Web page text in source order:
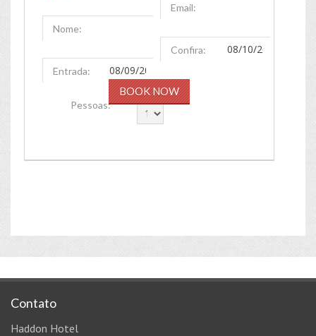
Nome:
Entrada:
Pessoas:
Email:
Confira:
Contato
Haddon Hotel